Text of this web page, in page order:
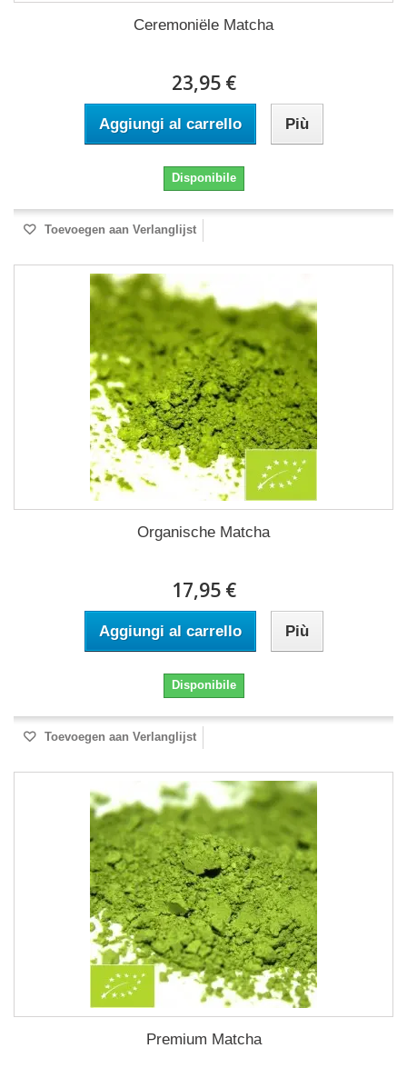
Ceremoniële Matcha
23,95 €
Aggiungi al carrello Più
Disponibile
Toevoegen aan Verlanglijst
Organische Matcha
17,95 €
Aggiungi al carrello Più
Disponibile
Toevoegen aan Verlanglijst
Premium Matcha